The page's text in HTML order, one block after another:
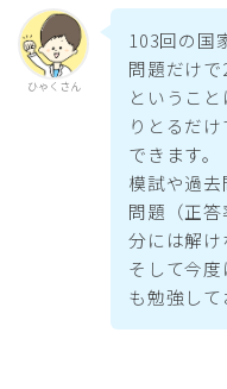
ひゃくさん
103回の国
問題だけで
というこ
りとるだ
できます。
模試や過
問題（正
分には解け
そして今
も勉強し